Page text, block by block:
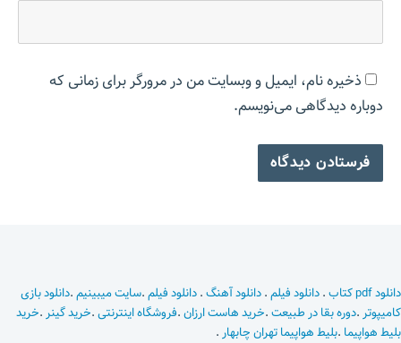
ذخیره نام، ایمیل و وبسایت من در مرورگر برای زمانی که
دوباره دیدگاهی می‌نویسم.
دانلود pdf کتاب .دانلود فیلم.دانلود آهنگ.دانلود فیلم.سایت میبینیم.دانلود بازی
کامیپوتر .دوره بقا در طبیعت.خرید هاست ارزان.فروشگاه اینترنتی.خرید گینر .خرید
بلیط هواپیما .بلیط هواپیما تهران چابهار .